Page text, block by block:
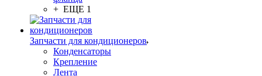
+ ЕЩЕ 1
Запчасти для кондиционеров
Конденсаторы
Крепление
Лента